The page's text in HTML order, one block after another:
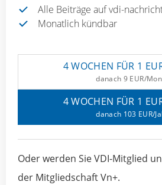
Alle Beiträge auf vdi-
Monatlich kündbar
4 WOCHEN FÜR 1
danach 9 EUR/
4 WOCHEN FÜR 1
danach 103 EUR/
Oder werden Sie VDI-Mitglied
der Mitgliedschaft Vn+.